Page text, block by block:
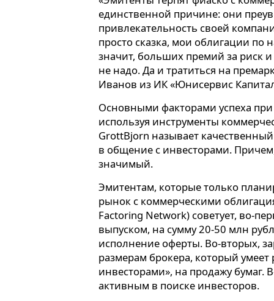
единственной причине: они
привлекательность своей
просто сказка, мои облигации
значит, больших премий за риск и
не надо. Да и тратиться на
Иванов из ИК «Юнисервис
Основными факторами успеха
используя инструменты
GrottBjorn называет
в общение с инвесторами.
значимый.
Эмитентам, которые только
рынок с коммерческими
Factoring Network) советует, во-
выпуском, на сумму 20-50 млн
исполнение оферты. Во-вторых,
размерам брокера, который умеет
инвесторами», на продажу бумаг.
активным в поиске инвесторов.